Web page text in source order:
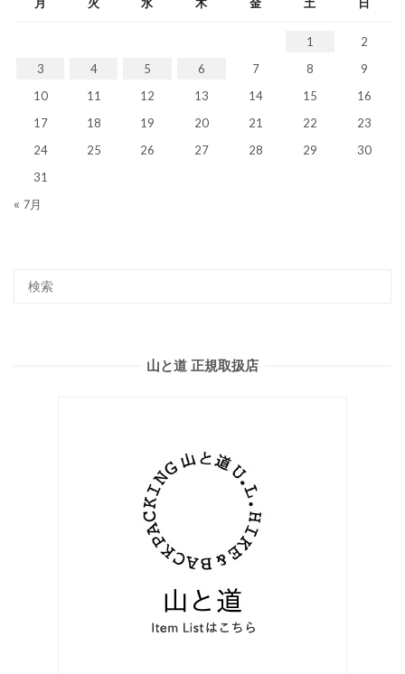
1
2
3
4 5 6 7 8
9
10
11 12 13 14 15
16
17
18 19 20 21 22
23
24
25 26 27 28 29
30
31
« 7月
山と道 正規取扱店